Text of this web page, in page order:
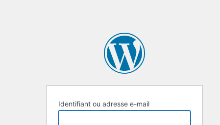
Identifiant ou adresse e-mail